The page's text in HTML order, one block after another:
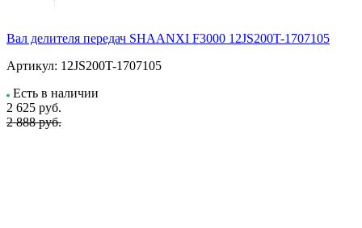
Вал делителя передач SHAANXI F3000 12JS200T-1707105
Артикул: 12JS200T-1707105
Есть в наличии
2 625 руб.
2 888 руб.